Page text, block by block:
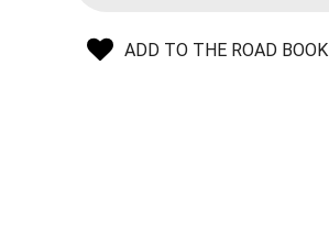
ADD TO THE ROAD BOOK